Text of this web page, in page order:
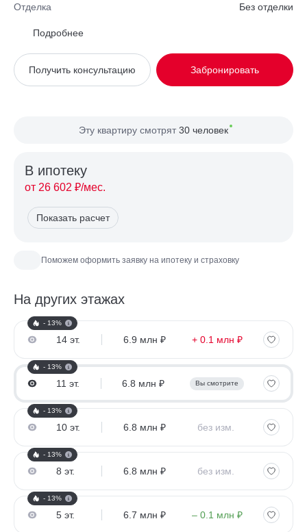
Отделка Без отделки
Район
Вид из окна На улицу
Планировка Угловая
Подробнее
Забронировать
Получить консультацию
Эту квартиру смотрят 30 человек
В ипотекy
от 26 602 ₽/мес.
Показать расчет
Поможем оформить заявку на ипотеку и страховку
На других этажах
- 13%
14 эт. 6.9 млн ₽ + 0.1 млн ₽
- 13%
11 эт. 6.8 млн ₽ Вы смотрите
- 13%
10 эт. 6.8 млн ₽ без изм.
- 13%
8 эт. 6.8 млн ₽ без изм.
- 13%
5 эт. 6.7 млн ₽ – 0.1 млн ₽